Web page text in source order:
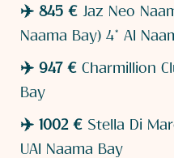
✈️ 845 € Jaz Neo
Naama Bay) 4* AI
✈️ 947 € Charmillion
Bay
✈️ 1002 € Stella Di
UAI Naama Bay